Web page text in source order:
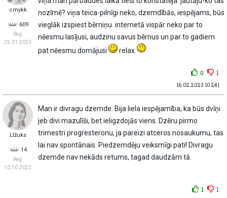
cmykk
609
Reģ:
25.01.2023
nozīmē? viņa teica-pilnīgi neko, dzemdībās, iespējams, būs
vieglāk izspiest bērniņu. internetā vispār neko par to
nēesmu lasījusi, audzinu savus bērnus un par to gadiem
pat nēesmu domājusi
relax
0 1
16.02.2023 10:24 |
Līžuks
14
Reģ:
10.10.2022
Man ir divragu dzemde. Bija liela iespējamība, ka būs dvīņi
jeb divi mazulīši, bet ieligzdojās viens. Dzēru pirmo
trimestri progresteronu, ja pareizi atceros nosaukumu, tas
lai nav spontānais. Piedzemdēju veiksmīgi pati! Divragu
dzemde nav nekāds retums, tagad daudzām tā.
1 1